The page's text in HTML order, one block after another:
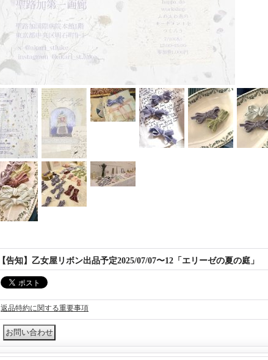
【告知】乙女屋リボン出品予定2025/07/07〜12「エリーゼの夏の庭」
返品特約に関する重要事項